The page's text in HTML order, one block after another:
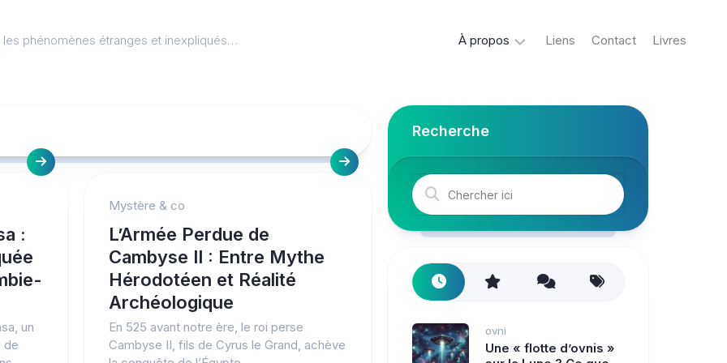
les phénomènes étranges et inexpliqués… À propos
&
Créatures
ovni
Mystère
conspiracy
True
Liens Contact Livres
:
un
de
Mystère & co
L’Armée Perdue de
Cambyse II : Entre Mythe
Hérodotéen et Réalité
Archéologique
En 525 avant notre ère, le roi perse
Cambyse II, fils de Cyrus le Grand, achève
Recherche
ovni
Une « flotte d’ovnis »